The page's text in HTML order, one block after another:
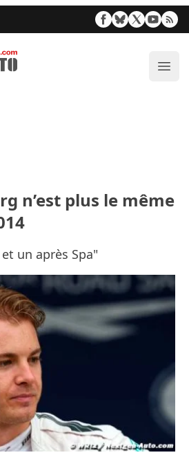
n’est plus le même
un après Spa"